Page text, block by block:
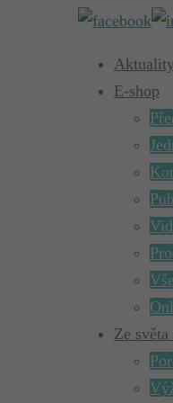
E-shop
Ze